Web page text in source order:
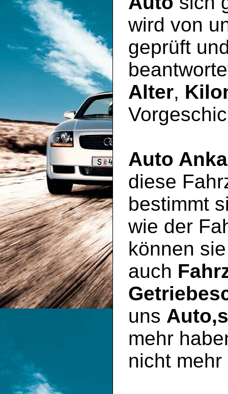
wird von
geprüft
Alter,
Auto
diese
bestimmt
wie der
können
auch
uns Auto,s
mehr
nicht mehr